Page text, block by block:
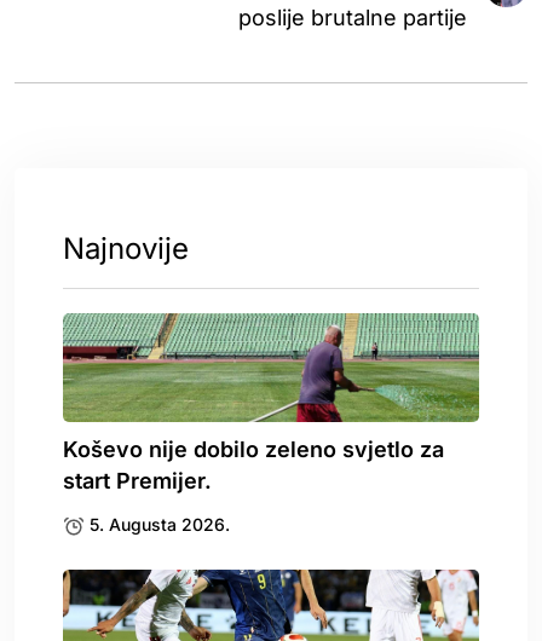
poslije brutalne partije
Najnovije
Koševo nije dobilo zeleno svjetlo za
start Premijer.
5. Augusta 2026.